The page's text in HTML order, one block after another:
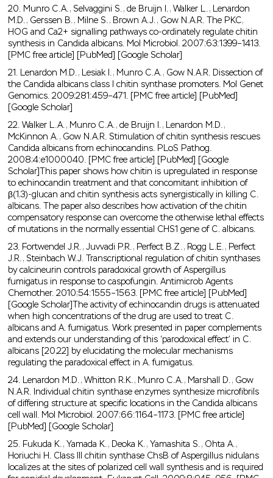
20. Munro C.A., Selvaggini S., de Bruijn I., Walker L., Lenardon
M.D., Gerssen B., Milne S., Brown A.J., Gow N.A.R. The PKC,
HOG and Ca2+ signalling pathways co-ordinately regulate chitin
synthesis in Candida albicans. Mol Microbiol. 2007;63:1399–1413.
[PMC free article] [PubMed] [Google Scholar]
21. Lenardon M.D., Lesiak I., Munro C.A., Gow N.A.R. Dissection of
the Candida albicans class I chitin synthase promoters. Mol Genet
Genomics. 2009;281:459–471. [PMC free article] [PubMed]
[Google Scholar]
22. Walker L.A., Munro C.A., de Bruijn I., Lenardon M.D.,
McKinnon A., Gow N.A.R. Stimulation of chitin synthesis rescues
Candida albicans from echinocandins. PLoS Pathog.
2008;4:e1000040. [PMC free article] [PubMed] [Google
Scholar]This paper shows how chitin is upregulated in response
to echinocandin treatment and that concomitant inhibition of
β(1,3)-glucan and chitin synthesis acts synergistically in killing C.
albicans. The paper also describes how activation of the chitin
compensatory response can overcome the otherwise lethal effects
of mutations in the normally essential CHS1 gene of C. albicans.
23. Fortwendel J.R., Juvvadi P.R., Perfect B.Z., Rogg L.E., Perfect
J.R., Steinbach W.J. Transcriptional regulation of chitin synthases
by calcineurin controls paradoxical growth of Aspergillus
fumigatus in response to caspofungin. Antimicrob Agents
Chemother. 2010;54:1555–1563. [PMC free article] [PubMed]
[Google Scholar]The activity of echinocandin drugs is attenuated
when high concentrations of the drug are used to treat C.
albicans and A. fumigatus. Work presented in paper complements
and extends our understanding of this ‘parodoxical effect’ in C.
albicans [20,22] by elucidating the molecular mechanisms
regulating the paradoxical effect in A. fumigatus.
24. Lenardon M.D., Whitton R.K., Munro C.A., Marshall D., Gow
N.A.R. Individual chitin synthase enzymes synthesize microfibrils
of differing structure at specific locations in the Candida albicans
cell wall. Mol Microbiol. 2007;66:1164–1173. [PMC free article]
[PubMed] [Google Scholar]
25. Fukuda K., Yamada K., Deoka K., Yamashita S., Ohta A.,
Horiuchi H. Class III chitin synthase ChsB of Aspergillus nidulans
localizes at the sites of polarized cell wall synthesis and is required